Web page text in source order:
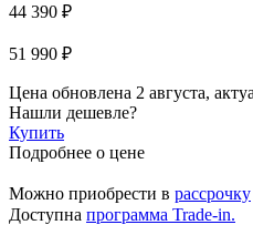
44 390 ₽
51 990 ₽
Цена обновлена 2 августа,
Нашли дешевле?
Купить
Подробнее о цене
Можно приобрести в рассрочку
Доступна программа Trade-in.